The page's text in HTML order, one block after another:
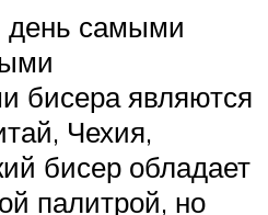
день самыми
бисера являются
Чехия,
бисер обладает
палитрой, но